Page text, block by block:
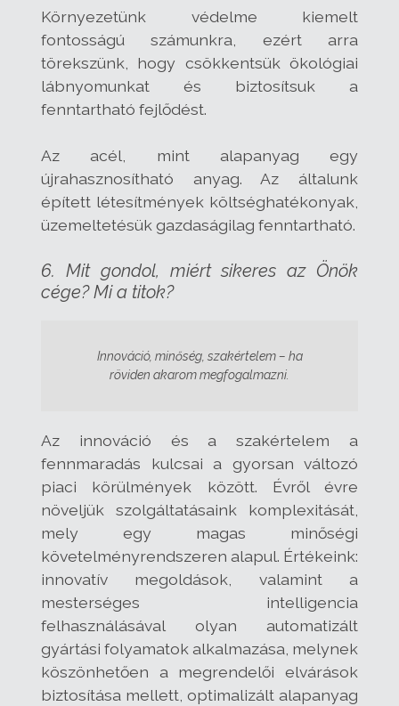
Környezetünk védelme kiemelt
fontosságú számunkra, ezért arra
törekszünk, hogy csökkentsük ökológiai
lábnyomunkat és biztosítsuk a
fenntartható fejlődést.
Az acél, mint alapanyag egy
újrahasznosítható anyag. Az általunk
épített létesítmények költséghatékonyak,
üzemeltetésük gazdaságilag fenntartható.
6. Mit gondol, miért sikeres az Önök
cége? Mi a titok?
Innováció, minőség, szakértelem – ha
röviden akarom megfogalmazni.
Az innováció és a szakértelem a
fennmaradás kulcsai a gyorsan változó
piaci körülmények között. Évről évre
növeljük szolgáltatásaink komplexitását,
mely egy magas minőségi
követelményrendszeren alapul. Értékeink:
innovatív megoldások, valamint a
mesterséges intelligencia
felhasználásával olyan automatizált
gyártási folyamatok alkalmazása, melynek
köszönhetően a megrendelői elvárások
biztosítása mellett, optimalizált alapanyag